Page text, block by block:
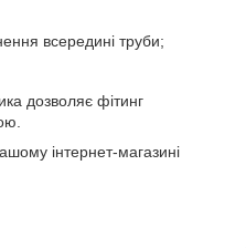
всередині труби;
дозволяє фітинг
інтернет-магазині